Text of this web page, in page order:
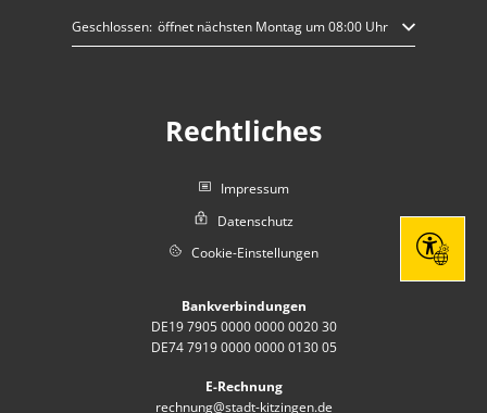
Klicken, um weitere Öffnungs- oder Schließzeiten auszublenden
Geschlossen: öffnet nächsten Montag um 08:00 Uhr
Rechtliches
Impressum
Datenschutz
Cookie-Einstellungen
Bankverbindungen
DE19 7905 0000 0000 0020 30
DE74 7919 0000 0000 0130 05
E-Rechnung
rechnung@stadt-kitzingen.de
Seite